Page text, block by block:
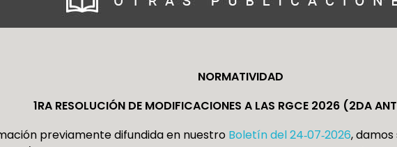
NORMATIVIDAD
1RA RESOLUCIÓN DE MODIFICACIONES A LAS RGCE 2026 (2DA
previamente difundida en nuestro Boletín del 24‑07‑2026,